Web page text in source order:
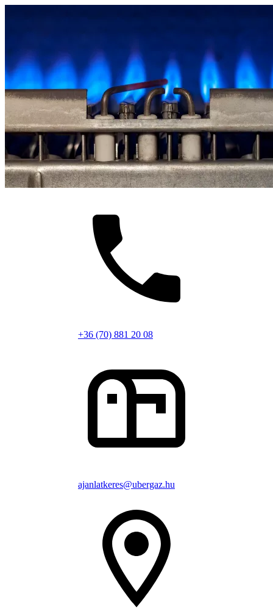
+36 (70) 881 20 08
ajanlatkeres@ubergaz.hu